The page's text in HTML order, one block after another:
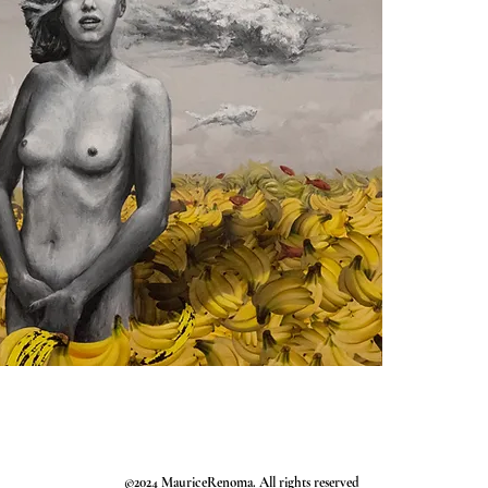
©2024 MauriceRenoma. All rights reserved